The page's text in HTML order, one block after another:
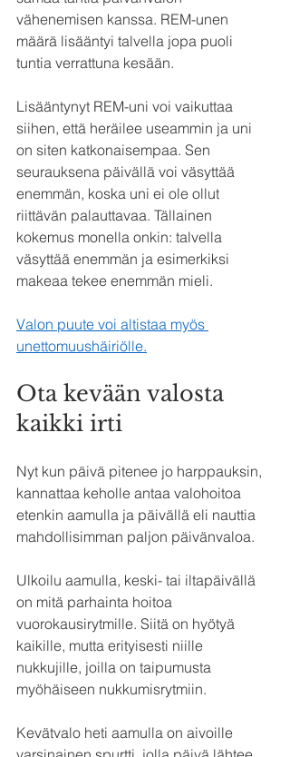
vähenemisen kanssa. REM-unen
määrä lisääntyi talvella jopa puoli
tuntia verrattuna kesään.
Lisääntynyt REM-uni voi vaikuttaa
siihen, että heräilee useammin ja uni
on siten katkonaisempaa. Sen
seurauksena päivällä voi väsyttää
enemmän, koska uni ei ole ollut
riittävän palauttavaa. Tällainen
kokemus monella onkin: talvella
väsyttää enemmän ja esimerkiksi
makeaa tekee enemmän mieli.
Valon puute voi altistaa myös
unettomuushäiriölle.
Ota kevään valosta
kaikki irti
Nyt kun päivä pitenee jo harppauksin,
kannattaa keholle antaa valohoitoa
etenkin aamulla ja päivällä eli nauttia
mahdollisimman paljon päivänvaloa.
Ulkoilu aamulla, keski- tai iltapäivällä
on mitä parhainta hoitoa
vuorokausirytmille. Siitä on hyötyä
kaikille, mutta erityisesti niille
nukkujille, joilla on taipumusta
myöhäiseen nukkumisrytmiin.
Kevätvalo heti aamulla on aivoille